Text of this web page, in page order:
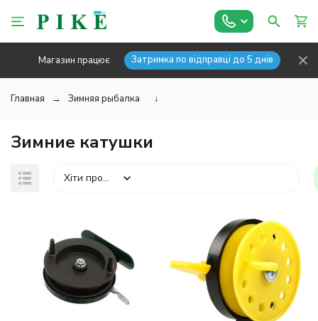
Магазин працює Затримка по відправці до 5 днів
Главная Зимняя рыбалка ↓
Зимние катушки
Хіти продажів